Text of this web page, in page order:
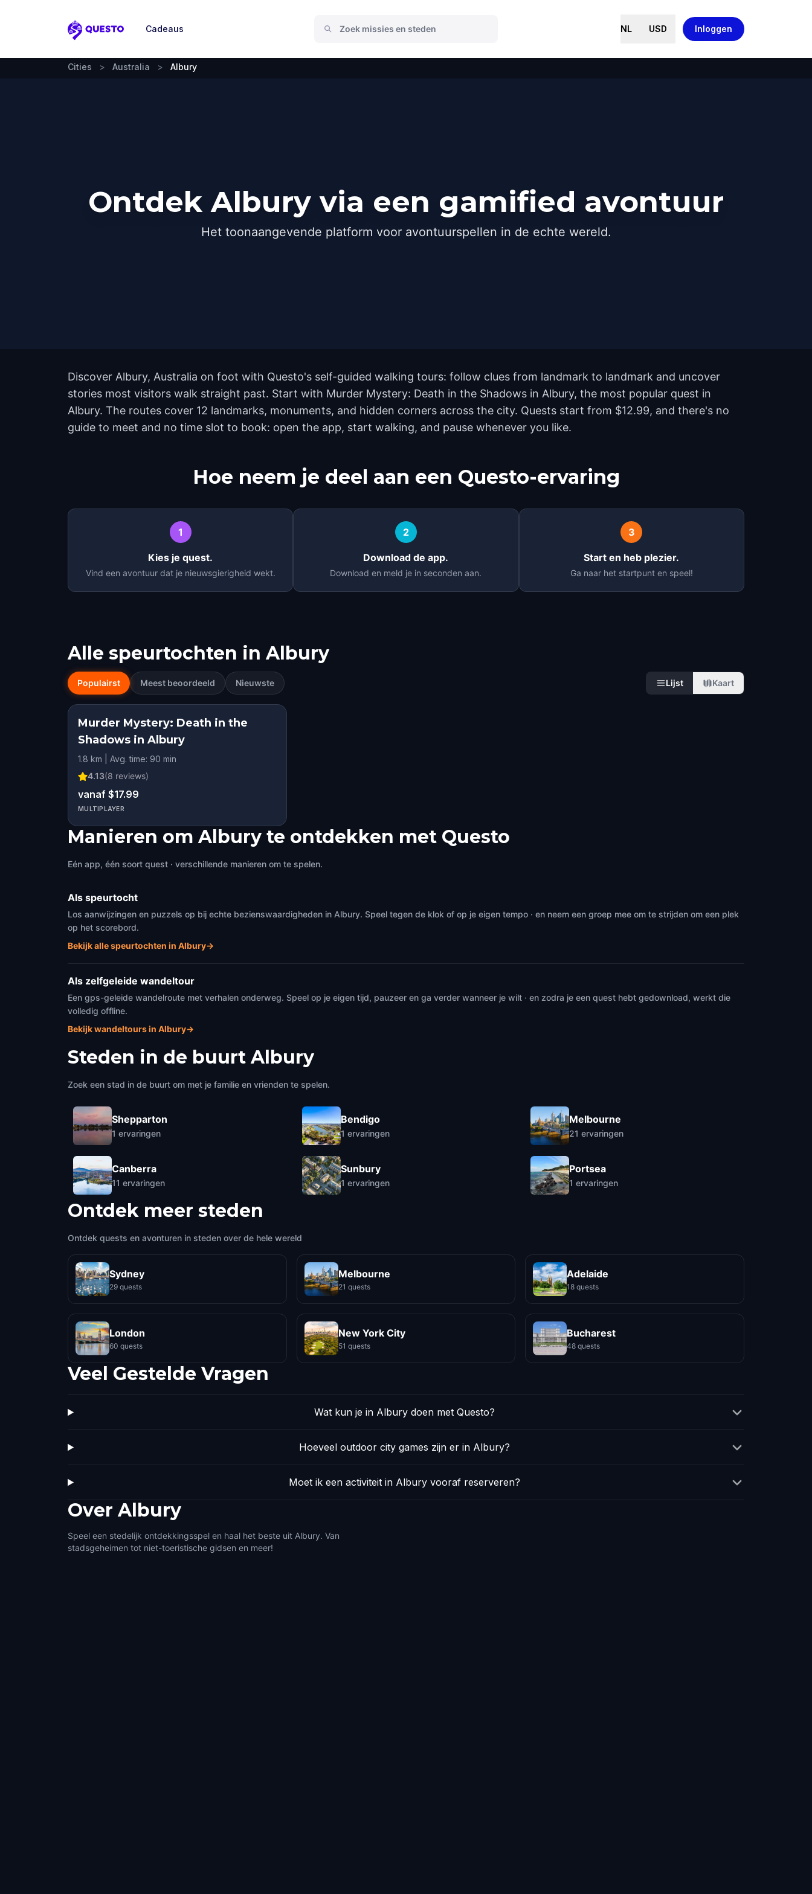
Questo
Cadeaus NL USD Inloggen
Cities > Australia > Albury
Ontdek Albury via een gamified avontuur
Het toonaangevende platform voor avontuurspellen in de echte wereld.
Discover Albury, Australia on foot with Questo's self-guided walking tours: follow clues from landmark to landmark and uncover
stories most visitors walk straight past. Start with Murder Mystery: Death in the Shadows in Albury, the most popular quest in
Albury. The routes cover 12 landmarks, monuments, and hidden corners across the city. Quests start from $12.99, and there's no
guide to meet and no time slot to book: open the app, start walking, and pause whenever you like.
Hoe neem je deel aan een Questo-ervaring
1
Kies je quest.
Vind een avontuur dat je nieuwsgierigheid wekt.
2
Download de app.
Download en meld je in seconden aan.
3
Start en heb plezier.
Ga naar het startpunt en speel!
Alle speurtochten in Albury
Populairst Meest beoordeeld Nieuwste Lijst Kaart
Murder Mystery: Death in the
Shadows in Albury
1.8 km | Avg. time: 90 min
4.13(8 reviews)
vanaf $17.99
MULTIPLAYER
Manieren om Albury te ontdekken met Questo
Eén app, één soort quest · verschillende manieren om te spelen.
Als speurtocht
Los aanwijzingen en puzzels op bij echte bezienswaardigheden in Albury. Speel tegen de klok of op je eigen tempo · en neem een groep mee om te strijden om een plek
op het scorebord.
Bekijk alle speurtochten in Albury→
Als zelfgeleide wandeltour
Een gps-geleide wandelroute met verhalen onderweg. Speel op je eigen tijd, pauzeer en ga verder wanneer je wilt · en zodra je een quest hebt gedownload, werkt die
volledig offline.
Bekijk wandeltours in Albury→
Steden in de buurt Albury
Zoek een stad in de buurt om met je familie en vrienden te spelen.
Shepparton
1 ervaringen
Canberra
11 ervaringen
Bendigo
1 ervaringen
Sunbury
1 ervaringen
Melbourne
21 ervaringen
Portsea
1 ervaringen
Ontdek meer steden
Ontdek quests en avonturen in steden over de hele wereld
Sydney
29 quests
Melbourne
21 quests
Adelaide
18 quests
London
60 quests
New York City
51 quests
Bucharest
48 quests
Veel Gestelde Vragen
Wat kun je in Albury doen met Questo?
Hoeveel outdoor city games zijn er in Albury?
Moet ik een activiteit in Albury vooraf reserveren?
Over Albury
Speel een stedelijk ontdekkingsspel en haal het beste uit Albury. Van
stadsgeheimen tot niet-toeristische gidsen en meer!